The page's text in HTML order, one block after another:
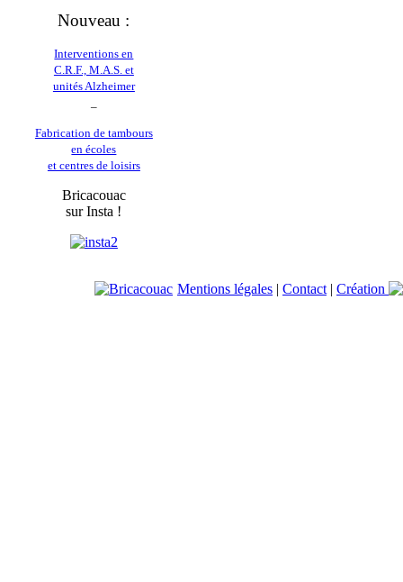
Nouveau :
Interventions en
C.R.F., M.A.S. et
unités Alzheimer
Fabrication de tambours
en écoles
et centres de loisirs
Bricacouac
sur Insta !
Mentions légales | Contact | Création